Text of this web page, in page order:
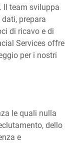
Il team sviluppa
prepara
di ricavo e di
Services offre
per i nostri
le quali nulla
dello
e